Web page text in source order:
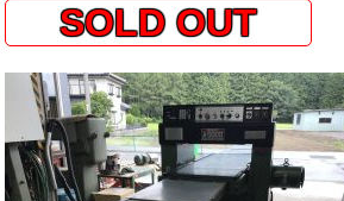
SOLD OUT